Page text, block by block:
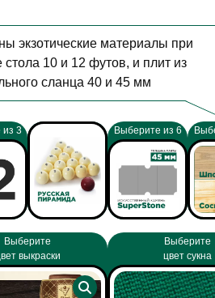
экзотические материалы при
10 и 12 футов, и плит из
сланца 40 и 45 мм
из 3 Выберите из 6
Выберите
выкраски
Выберите
цвет сукна